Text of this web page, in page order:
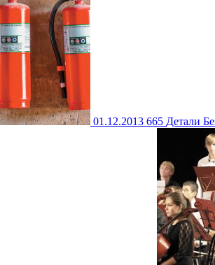
01.12.2013 665 Детали